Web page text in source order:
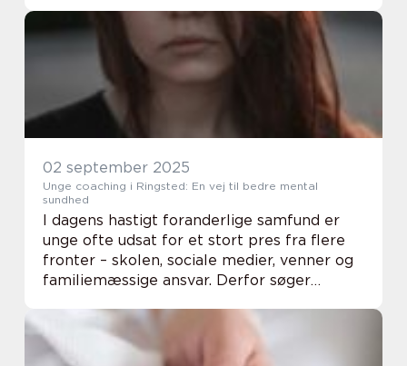
02 september 2025
Unge coaching i Ringsted: En vej til bedre mental
sundhed
I dagens hastigt foranderlige samfund er
unge ofte udsat for et stort pres fra flere
fronter – skolen, sociale medier, venner og
familiemæssige ansvar. Derfor søger
at støtte de...